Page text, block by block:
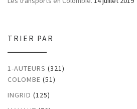
TRIER PAR
1-AUTEURS (321)
COLOMBE (51)
INGRID (125)